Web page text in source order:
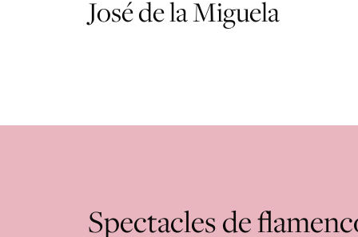
José de la Miguela
Spectacles de